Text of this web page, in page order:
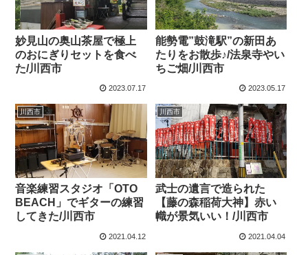
妙見山の奥山茶屋で極上
のおにぎりセットを食べ
た/川西市
2023.07.17
能勢電”鼓滝駅”の新田あ
たりをお散歩♪/法泉寺やい
ちご畑/川西市
2023.05.17
川西市
音楽練習スタジオ「OTO
BEACH」でギターの練習
してきた/川西市
2021.04.12
川西市
武士の遺言で造られた
【藤の森稲荷大神】赤い
幟が景気いい！/川西市
2021.04.04